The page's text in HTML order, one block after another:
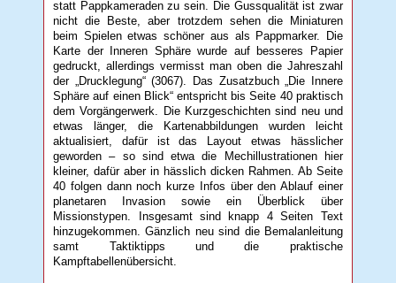
statt Pappkameraden zu sein. Die Gussqualität ist zwar
nicht die Beste, aber trotzdem sehen die Miniaturen
beim Spielen etwas schöner aus als Pappmarker. Die
Karte der Inneren Sphäre wurde auf besseres Papier
gedruckt, allerdings vermisst man oben die Jahreszahl
der „Drucklegung“ (3067). Das Zusatzbuch „Die Innere
Sphäre auf einen Blick“ entspricht bis Seite 40 praktisch
dem Vorgängerwerk. Die Kurzgeschichten sind neu und
etwas länger, die Kartenabbildungen wurden leicht
aktualisiert, dafür ist das Layout etwas hässlicher
geworden – so sind etwa die Mechillustrationen hier
kleiner, dafür aber in hässlich dicken Rahmen. Ab Seite
40 folgen dann noch kurze Infos über den Ablauf einer
planetaren Invasion sowie ein Überblick über
Missionstypen. Insgesamt sind knapp 4 Seiten Text
hinzugekommen. Gänzlich neu sind die Bemalanleitung
samt Taktiktipps und die praktische
Kampftabellenübersicht.